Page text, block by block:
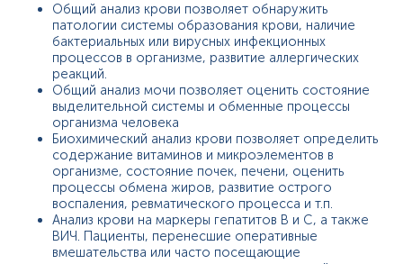
Общий анализ крови позволяет обнаружить
патологии системы образования крови, наличие
бактериальных или вирусных инфекционных
процессов в организме, развитие аллергических
реакций.
Общий анализ мочи позволяет оценить состояние
выделительной системы и обменные процессы
организма человека
Биохимический анализ крови позволяет определить
содержание витаминов и микроэлементов в
организме, состояние почек, печени, оценить
процессы обмена жиров, развитие острого
воспаления, ревматического процесса и т.п.
Анализ крови на маркеры гепатитов В и С, а также
ВИЧ. Пациенты, перенесшие оперативные
вмешательства или часто посещающие